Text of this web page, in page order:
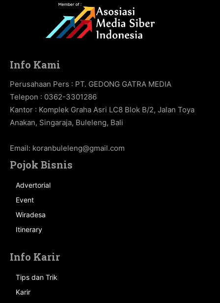
Info Kami
Perusahaan Pers : PT. GEDONG GATRA MEDIA
Telepon : 0362-3301286
Kantor : Komplek Graha Asri LC8 Blok B/2, Jalan Toya
Anakan, Singaraja, Buleleng, Bali
Email: koranbuleleng@gmail.com
Pojok Bisnis
Advertorial
Event
Wiradesa
Itinerary
Info Karir
Tips dan Trik
Karir